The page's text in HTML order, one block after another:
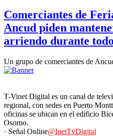
Comerciantes de
Ancud piden
arriendo durante
Un grupo de comerciantes de
T-Vinet Digital es un canal de
regional, con sedes en Puerto
oficinas se ubican en el edificio
Osorno.
· Señal Online@InetTvDigital